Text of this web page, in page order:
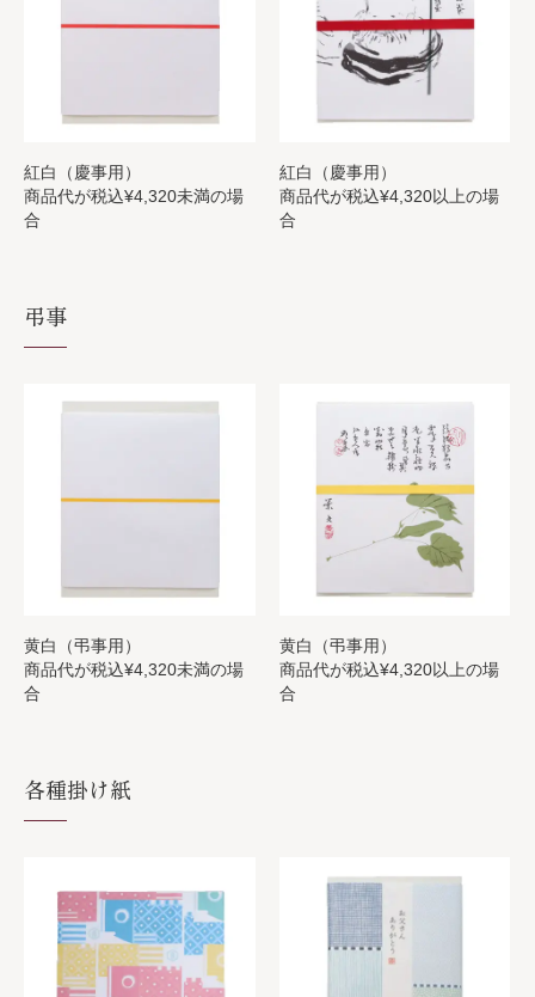
紅白（慶事用）
商品代が税込¥4,320未満の場
合
紅白（慶事用）
商品代が税込¥4,320以上の場
合
弔事
黄白（弔事用）
商品代が税込¥4,320未満の場
合
黄白（弔事用）
商品代が税込¥4,320以上の場
合
各種掛け紙